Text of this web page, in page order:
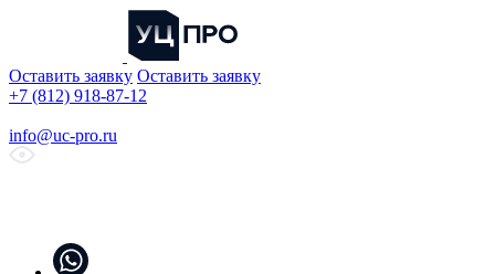
Оставить заявку Оставить заявку
+7 (812) 918-87-12
info@uc-pro.ru